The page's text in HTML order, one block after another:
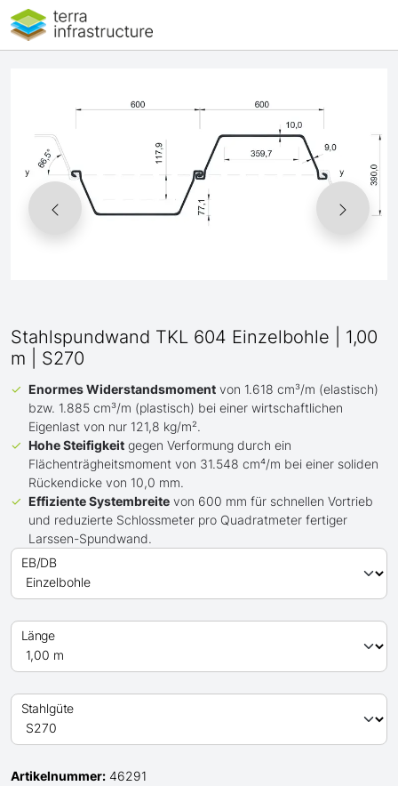
Stahlspundwand TKL 604 Einzelbohle | 1,00
m | S270
Enormes Widerstandsmoment von 1.618 cm³/m (elastisch)
bzw. 1.885 cm³/m (plastisch) bei einer wirtschaftlichen
Eigenlast von nur 121,8 kg/m².
Hohe Steifigkeit gegen Verformung durch ein
Flächenträgheitsmoment von 31.548 cm⁴/m bei einer soliden
Rückendicke von 10,0 mm.
Effiziente Systembreite von 600 mm für schnellen Vortrieb
und reduzierte Schlossmeter pro Quadratmeter fertiger
Larssen-Spundwand.
EB/DB
Länge
Stahlgüte
Artikelnummer: 46291